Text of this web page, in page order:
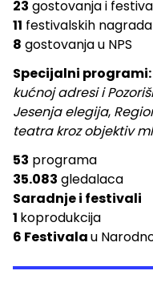
23 gostovanja i
11 festivalskih nagrada
8 gostovanja u NPS
Specijalni programi:
kućnoj adresi i
Jesenja elegija,
teatra kroz objektiv
53 programa
35.083 gledalaca
Saradnje i festivali
1 koprodukcija
6 Festivalau